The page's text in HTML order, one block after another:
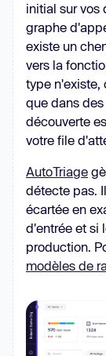
initial sur vos
graphe
existe un
vers la
type n'existe,
que dans
découverte
votre file
AutoTriage
détecte pas.
écartée en
d'entrée et si
production.
modèles de